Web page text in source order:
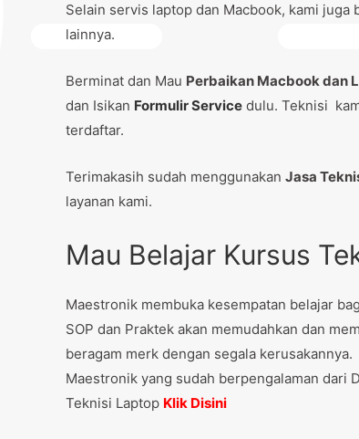
Selain servis laptop dan Macbook, kami juga
lainnya.
Berminat dan Mau Perbaikan Macbook dan
dan Isikan Formulir Service dulu. Teknisi
terdaftar.
Terimakasih sudah menggunakan Jasa
layanan kami.
Mau Belajar Kursus
Maestronik membuka kesempatan belajar
SOP dan Praktek akan memudahkan dan
beragam merk dengan segala
Maestronik yang sudah berpengalaman dari
Teknisi Laptop Klik Disini